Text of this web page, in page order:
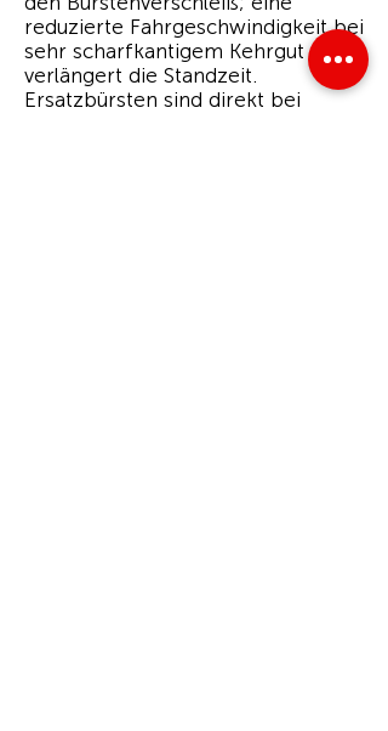
reduzierte Fahrgeschwindigkeit bei
sehr scharfkantigem Kehrgut
verlängert die Standzeit.
Ersatzbürsten sind direkt bei